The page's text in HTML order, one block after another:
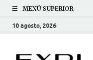
MENÚ SUPERIOR
10 agosto, 2026